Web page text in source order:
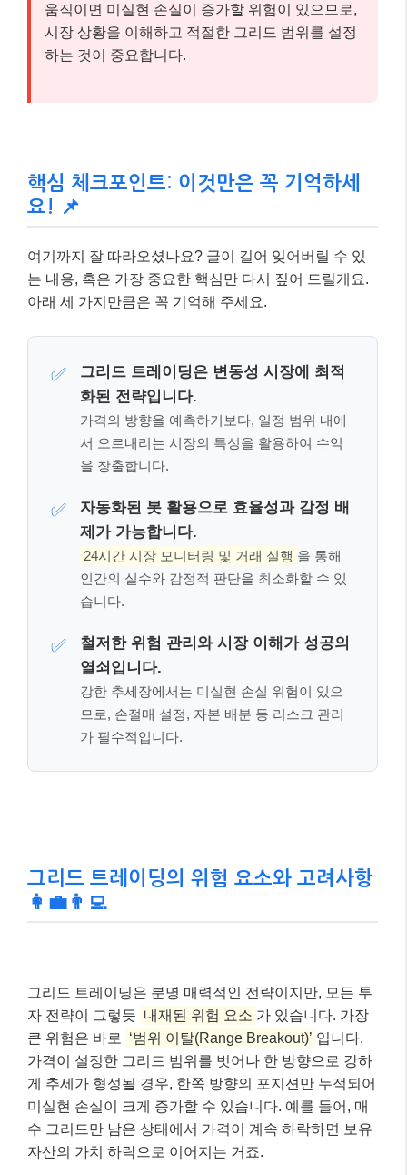
움직이면 미실현 손실이 증가할 위험이 있으므로,
시장 상황을 이해하고 적절한 그리드 범위를 설정
하는 것이 중요합니다.
핵심 체크포인트: 이것만은 꼭 기억하세
요! 📌
여기까지 잘 따라오셨나요? 글이 길어 잊어버릴 수 있
는 내용, 혹은 가장 중요한 핵심만 다시 짚어 드릴게요.
아래 세 가지만큼은 꼭 기억해 주세요.
✅
그리드 트레이딩은 변동성 시장에 최적
화된 전략입니다.
서 오르내리는 시장의 특성을 활용하여 수익
✅
자동화된 봇 활용으로 효율성과 감정 배
✅
철저한 위험 관리와 시장 이해가 성공의
가 필수적입니다.
그리드 트레이딩의 위험 요소와 고려사항
👩‍💼👨‍💻